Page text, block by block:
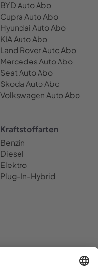
BYD Auto Abo
Cupra Auto Abo
Hyundai Auto Abo
KIA Auto Abo
Land Rover Auto Abo
Mercedes Auto Abo
Seat Auto Abo
Skoda Auto Abo
Volkswagen Auto Abo
Kraftstoffarten
Benzin
Diesel
Elektro
Plug-In-Hybrid